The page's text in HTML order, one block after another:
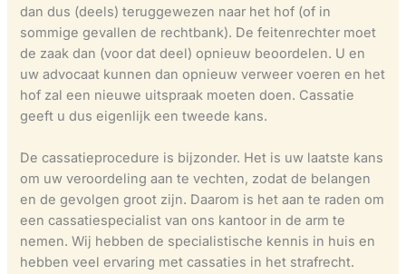
dan dus (deels) teruggewezen naar het hof (of in
sommige gevallen de rechtbank). De feitenrechter moet
de zaak dan (voor dat deel) opnieuw beoordelen. U en
uw advocaat kunnen dan opnieuw verweer voeren en het
hof zal een nieuwe uitspraak moeten doen. Cassatie
geeft u dus eigenlijk een tweede kans.
De cassatieprocedure is bijzonder. Het is uw laatste kans
om uw veroordeling aan te vechten, zodat de belangen
en de gevolgen groot zijn. Daarom is het aan te raden om
een cassatiespecialist van ons kantoor in de arm te
nemen. Wij hebben de specialistische kennis in huis en
hebben veel ervaring met cassaties in het strafrecht.